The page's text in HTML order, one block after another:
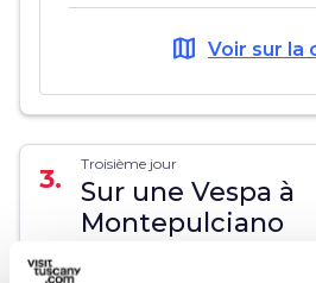
map Voir sur la
3. Troisième jour
Sur une Vespa à
Montepulciano